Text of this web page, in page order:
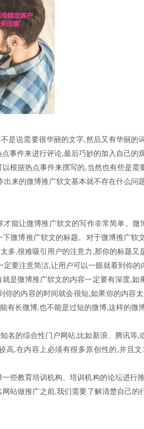
是说需要很华丽的文字,然后又有华丽的
事件来进行评论,最后巧妙的加入自己的
根据热点事件来撰写的,当然也有些是
来的微博推广软文基本就不存在什么问题
能让微博推广软文的写作非常简单。
微博推广软文的标题。对于微博推广软
多,很难吸引用户的注意力,那你的标题
要注意简洁,让用户可以一眼就看到你的
是微博推广软文的内容一定要有深度,
你的内容的时间就会很短,如果你的内容
有长微博,也不能是过短的微博,这样的微
名的综合性门户网站,比如新浪、腾讯等
高,在内容上必须有很多原创性的,并且
些教育培训机构、培训机构的论坛进行
站做推广之前,我们需要了解清楚自己